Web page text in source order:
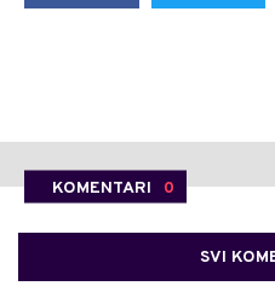
KOMENTARI 0
SVI